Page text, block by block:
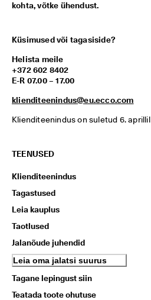
kohta, võtke ühendust.
Küsimused või tagasiside?
Helista meile
+372 602 8402
E-R 07.00 – 17.00
klienditeenindus@eu.ecco.com
Klienditeenindus on suletud 6. aprillil
TEENUSED
Klienditeenindus
Tagastused
Leia kauplus
Taotlused
Jalanõude juhendid
Leia oma jalatsi suurus
Tagane lepingust siin
Teatada toote ohutuse